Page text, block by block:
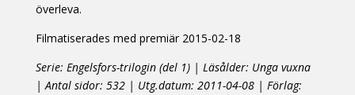
överleva.
Filmatiserades med premiär 2015-02-18
Serie: Engelsfors-trilogin (del 1) | Läsålder: Unga vuxna
| Antal sidor: 532 | Utg.datum: 2011-04-08 | Förlag: